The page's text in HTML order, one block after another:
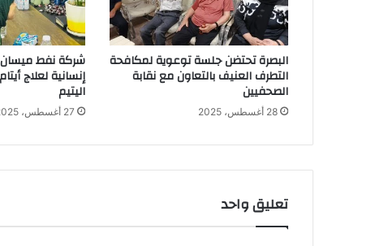
البصرة تحتضن جلسة توعوية لمكافحة
التطرف العنيف بالتعاون مع نقابة
الصحفيين
28 أغسطس، 2025
شركة نفط
إنسانية لعلاج
اليتيم
27 أغسطس، 2025
تعليق واحد